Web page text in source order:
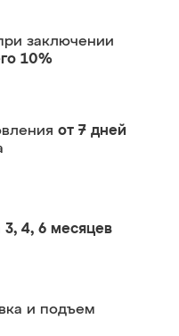
заключении
10%
от 7 дней
3, 4, 6 месяцев
и подъем